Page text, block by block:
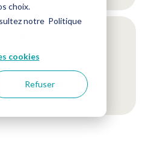
choix.
notre Politique
cookies
Refuser
sociaux